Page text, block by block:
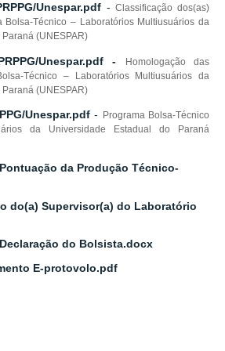
Unespar.pdf-Classificação dos(as)
Bolsa-Técnico – Laboratórios Multiusuários da
(UNESPAR)
Unespar.pdf -
Homologação das
Técnico – Laboratórios Multiusuários da
(UNESPAR)
Unespar.pdf-
Programa Bolsa-Técnico
da Universidade Estadual do Paraná
da Produção Técnico-
do(a) Supervisor(a) do Laboratório
do Bolsista.docx
E-protovolo.pdf